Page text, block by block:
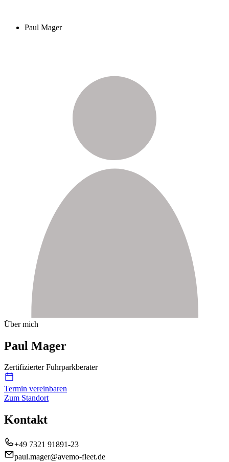
Paul Mager
Über mich
Paul Mager
Zertifizierter Fuhrparkberater
Termin vereinbaren
Zum Standort
Kontakt
+49 7321 91891-23
paul.mager@avemo-fleet.de